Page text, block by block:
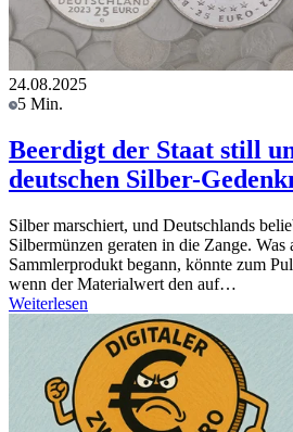
24.08.2025
5 Min.
Beerdigt der Staat still
deutschen Silber-
Silber marschiert, und Deutschlands
Silbermünzen geraten in die Zange. Was
Sammlerprodukt begann, könnte zum
wenn der Materialwert den auf…
Weiterlesen